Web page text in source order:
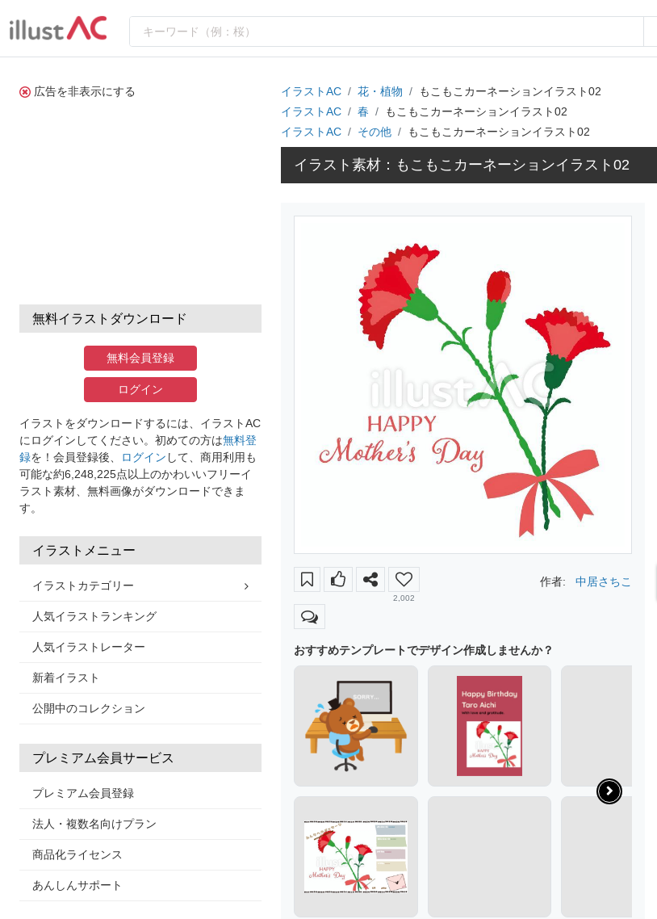
広告を非表示にする
無料イラストダウンロード
無料会員登録
ログイン
イラストをダウンロードするには、イラストAC
にログインしてください。初めての方は無料登
録を！会員登録後、 ログイン して、商用利用も
可能な約6,248,225点以上のかわいいフリーイ
ラスト素材、無料画像がダウンロードできま
す。
イラストメニュー
イラストカテゴリー
人気イラストランキング
人気イラストレーター
新着イラスト
公開中のコレクション
プレミアム会員サービス
プレミアム会員登録
法人・複数名向けプラン
商品化ライセンス
あんしんサポート
イラストAC 花・植物
もこもこカーネーションイラスト02
イラストAC
春
もこもこカーネーションイラスト02
イラストAC
その他 もこもこカーネーションイラスト02
イラスト素材：もこもこカーネーションイラスト02
2,002
作者: 中居さちこ
おすすめテンプレートでデザイン作成しませんか？